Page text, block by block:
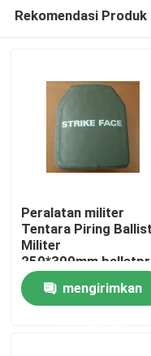
Rumah
Rekomendasi Produk
Peralatan militer
Tentara Piring
Militer
palte
mengirimkan